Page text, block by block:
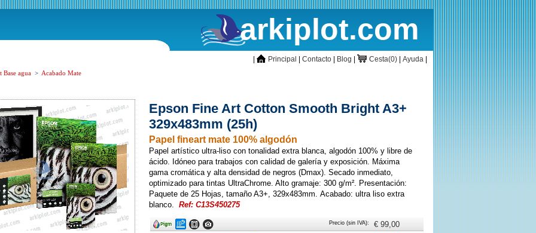
arkiplot.com
inicioPrincipal Contacto Blog CestaCesta(0) Ayuda
Base agua > Acabado Mate
Epson Fine Art Cotton Smooth Bright A3+
329x483mm (25h)
Papel fineart mate 100% algodón
Papel artístico ultra-liso con tonalidad extra blanca, algodón 100% y libre de
ácido. Idóneo para trabajos con calidad de galería y exposición. Máxima
gama cromática y alta densidad de negros (Dmax). Secado inmediato,
optimizado para tintas UltraChrome. Alto gramaje: 300 g/m². Presentación:
Paquete de 25 Hojas, tamaño A3+, 329x483mm. Acabado: ultra liso extra
blanco. Ref: C13S450275
Ancho AnchoAnchoAncho Precio (sin IVA): € 99,00